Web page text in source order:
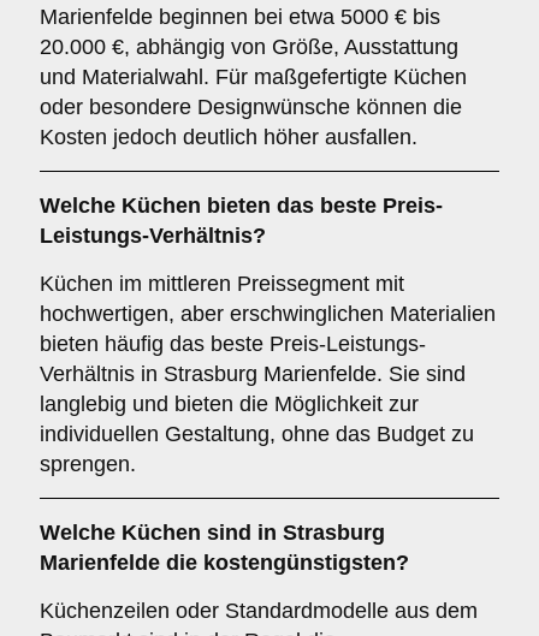
Marienfelde beginnen bei etwa 5000 € bis
20.000 €, abhängig von Größe, Ausstattung
und Materialwahl. Für maßgefertigte Küchen
oder besondere Designwünsche können die
Kosten jedoch deutlich höher ausfallen.
Welche Küchen bieten das beste Preis-
Leistungs-Verhältnis?
Küchen im mittleren Preissegment mit
hochwertigen, aber erschwinglichen Materialien
bieten häufig das beste Preis-Leistungs-
Verhältnis in Strasburg Marienfelde. Sie sind
langlebig und bieten die Möglichkeit zur
individuellen Gestaltung, ohne das Budget zu
sprengen.
Welche Küchen sind in Strasburg
Marienfelde die kostengünstigsten?
Küchenzeilen oder Standardmodelle aus dem